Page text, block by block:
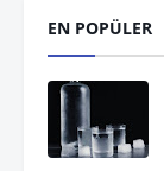
EN POPÜLER